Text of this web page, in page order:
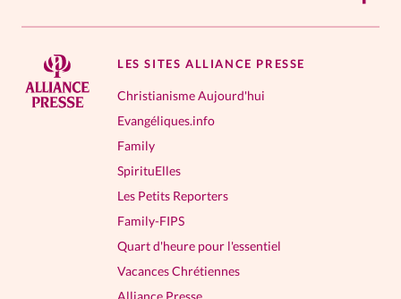
LES SITES ALLIANCE PRESSE
Christianisme Aujourd'hui
Evangéliques.info
Family
SpirituElles
Les Petits Reporters
Family-FIPS
Quart d'heure pour l'essentiel
Vacances Chrétiennes